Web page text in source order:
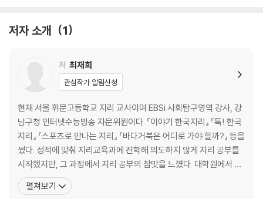
3. 물살을 가르며 온몸으로 느끼는 신비로움과 짜릿함
스쿠버다이빙Scuba diving: 바닷속 신인류를 위한 산호 이야기
세일링 요트Sailing yacht: 바람 따라 흐르고픈 요티의 바람
래프팅Rafting: 급류타기, 알고 보면 지리는 협곡
조정Rowing: 인간 소금쟁이 경주를 위한 하천 문법
4. 섬도 숲도 도시도 결국은 연결되어 있다
마라톤Marathon: 마라톤 코스를 짜는 지리의 힘
골프Golf: 우리나라 환경 체질과 골프의 지리 궁합
백패킹Backpacking : 지리적 거리두기가 만든 백패킹의 성지
저자 소개 1
저 최재희
관심작가 알림신청
현재 서울 휘문고등학교 지리 교사이며 EBSi 사회탐구영역 강사, 강
남구청 인터넷수능방송 자문위원이다. 『이야기 한국지리』 『톡! 한국
지리』 『스포츠로 만나는 지리』 『바다거북은 어디로 가야 할까?』 등을
썼다. 성적에 맞춰 지리교육과에 진학해 의도하지 않게 지리 공부를
시작했지만, 그 과정에서 지리 공부의 참맛을 느꼈다. 대학원에서 부
족한 부분을 보충하면서 지리와 다양한 분야의 연결 고리를 찾으려
노력했다. 고등학교 지리 교사로 생활하면서 때론 교과서를 벗어난
펼쳐보기